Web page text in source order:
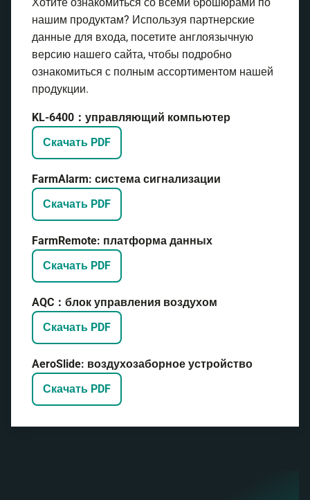
нашим продуктам? Используя партнерские
данные для входа, посетите англоязычную
версию нашего сайта, чтобы подробно
ознакомиться с полным ассортиментом нашей
продукции.
KL-6400：управляющий компьютер
Скачать PDF
FarmAlarm: система сигнализации
Скачать PDF
FarmRemote: платформа данных
Скачать PDF
AQC：блок управления воздухом
Скачать PDF
AeroSlide: воздухозаборное устройство
Скачать PDF